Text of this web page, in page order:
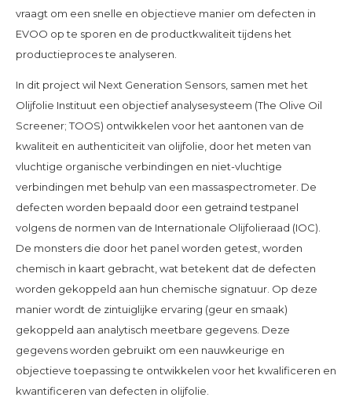
vraagt om een snelle en objectieve manier om defecten in
EVOO op te sporen en de productkwaliteit tijdens het
productieproces te analyseren.
In dit project wil Next Generation Sensors, samen met het
Olijfolie Instituut een objectief analysesysteem (The Olive Oil
Screener; TOOS) ontwikkelen voor het aantonen van de
kwaliteit en authenticiteit van olijfolie, door het meten van
vluchtige organische verbindingen en niet-vluchtige
verbindingen met behulp van een massaspectrometer. De
defecten worden bepaald door een getraind testpanel
volgens de normen van de Internationale Olijfolieraad (IOC).
De monsters die door het panel worden getest, worden
chemisch in kaart gebracht, wat betekent dat de defecten
worden gekoppeld aan hun chemische signatuur. Op deze
manier wordt de zintuiglijke ervaring (geur en smaak)
gekoppeld aan analytisch meetbare gegevens. Deze
gegevens worden gebruikt om een nauwkeurige en
objectieve toepassing te ontwikkelen voor het kwalificeren en
kwantificeren van defecten in olijfolie.